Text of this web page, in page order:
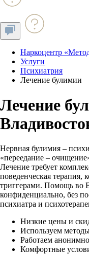
Наркоцентр
Услуги
Психиатрия
Лечение булимии
Лечение
Нервная булимия –
«переедание –
Лечение требует
поведенческая терапия,
триггерами. Помощь во
конфиденциально, без
психиатра и
Низкие цены и
Используем
Работаем
Комфортные